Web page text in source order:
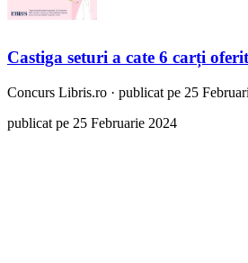
Castiga seturi a cate 6 carți
Concurs Libris.ro · publicat pe 25
publicat pe 25 Februarie 2024